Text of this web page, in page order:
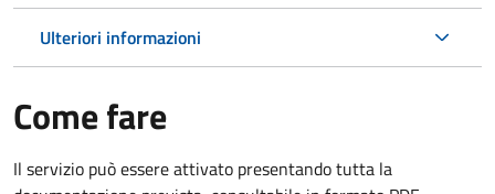
Ulteriori informazioni
Come fare
Il servizio può essere attivato presentando tutta la